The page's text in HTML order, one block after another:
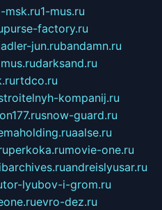
msk.ru1-mus.ru
purse-factory.ru
adler-jun.rubandamn.ru
darksand.ru
rtdco.ru
kompanij.ru
snow-guard.ru
aalse.ru
perkoka.rumovie-one.ru
andreislyusar.ru
tor-lyubov-i-grom.ru
evro-dez.ru